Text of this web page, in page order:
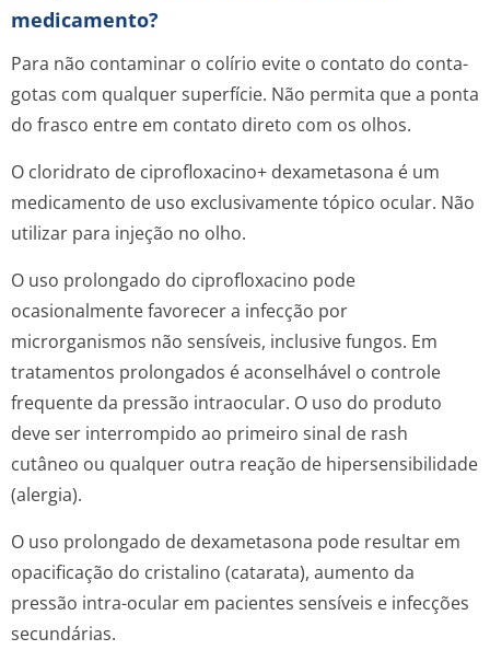
medicamento?
Para não contaminar o colírio evite o contato do conta-
gotas com qualquer superfície. Não permita que a ponta
do frasco entre em contato direto com os olhos.
O cloridrato de ciprofloxacino+ dexametasona é um
medicamento de uso exclusivamente tópico ocular. Não
utilizar para injeção no olho.
O uso prolongado do ciprofloxacino pode
ocasionalmente favorecer a infecção por
microrganismos não sensíveis, inclusive fungos. Em
tratamentos prolongados é aconselhável o controle
frequente da pressão intraocular. O uso do produto
deve ser interrompido ao primeiro sinal de rash
cutâneo ou qualquer outra reação de hipersensibilidade
(alergia).
O uso prolongado de dexametasona pode resultar em
opacificação do cristalino (catarata), aumento da
pressão intra-ocular em pacientes sensíveis e infecções
secundárias.